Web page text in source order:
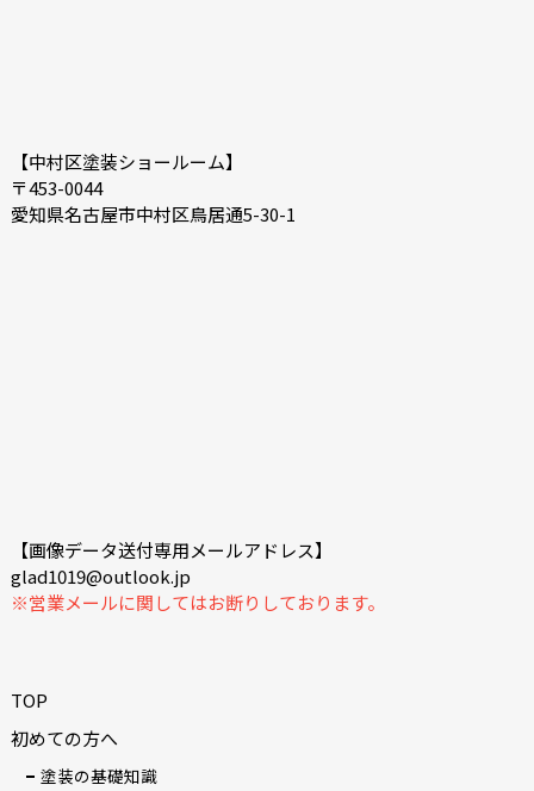
【中村区塗装ショールーム】
〒453-0044
愛知県名古屋市中村区鳥居通5-30-1
【画像データ送付専用メールアドレス】
glad1019@outlook.jp
※営業メールに関してはお断りしております。
TOP
初めての方へ
塗装の基礎知識